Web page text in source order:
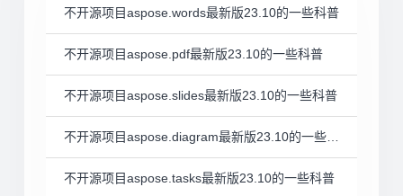
不开源项目aspose.words最新版23.10的一些科普
不开源项目aspose.pdf最新版23.10的一些科普
不开源项目aspose.slides最新版23.10的一些科普
不开源项目aspose.tasks最新版23.10的一些科普